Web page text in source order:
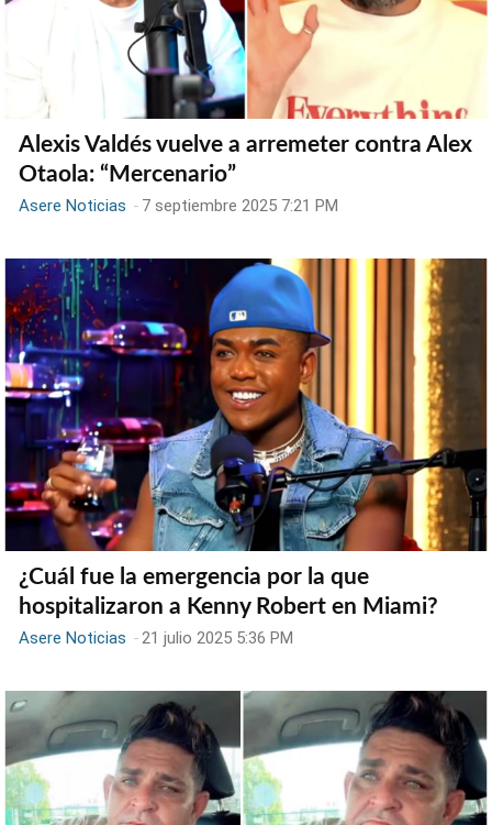
Alexis Valdés vuelve a arremeter contra Alex
Otaola: “Mercenario”
Asere Noticias - 7 septiembre 2025 7:21 PM
¿Cuál fue la emergencia por la que
hospitalizaron a Kenny Robert en Miami?
Asere Noticias -21 julio 2025 5:36 PM